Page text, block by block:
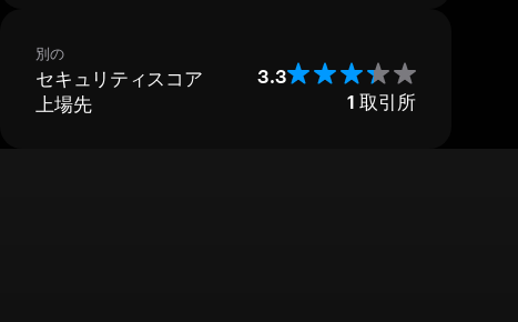
別の
セキュリティスコア 3.3
上場先 1 取引所